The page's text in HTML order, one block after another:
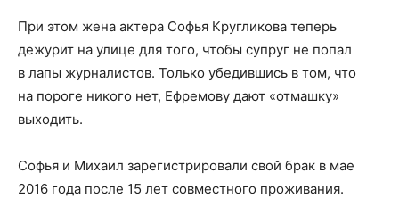
При этом жена актера Софья Кругликова теперь
дежурит на улице для того, чтобы супруг не попал
в лапы журналистов. Только убедившись в том, что
на пороге никого нет, Ефремову дают «отмашку»
выходить.
Софья и Михаил зарегистрировали свой брак в мае
2016 года после 15 лет совместного проживания.